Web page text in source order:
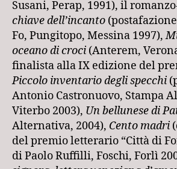
Susani, Perap, 1991), il
chiave dell’incanto
Fo, Pungitopo, Messina 1997),
oceano di croci (Anterem,
finalista alla IX edizione del
Piccolo inventario degli specchi
Antonio Castronuovo, Stampa
Viterbo 2003), Un bellunese di
Alternativa, 2004), Cento madri
del premio letterario “Città di
di Paolo Ruffilli, Foschi, Forlì